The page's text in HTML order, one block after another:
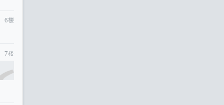
6楼
7楼